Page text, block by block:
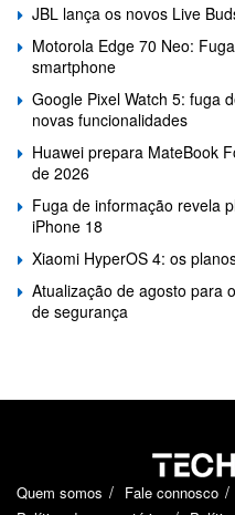
JBL lança os novos Live
Motorola Edge 70 Neo:
smartphone
Google Pixel Watch 5: fuga
novas funcionalidades
Huawei prepara MateBook
de 2026
Fuga de informação revela
iPhone 18
Xiaomi HyperOS 4: os
Atualização de agosto para
de segurança
Quem somos Fale connosco